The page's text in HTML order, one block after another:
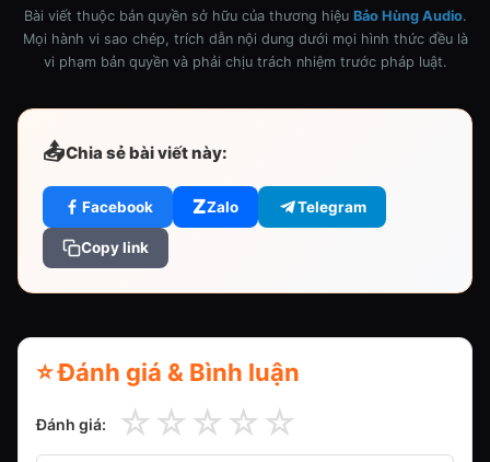
Bài viết thuộc bản quyền sở hữu của thương hiệu Bảo Hùng Audio.
Mọi hành vi sao chép, trích dẫn nội dung dưới mọi hình thức đều là
vi phạm bản quyền và phải chịu trách nhiệm trước pháp luật.
📤Chia sẻ bài viết này:
Facebook ZZalo Telegram
Copy link
⭐ Đánh giá & Bình luận
Đánh giá: ☆ ☆ ☆ ☆ ☆